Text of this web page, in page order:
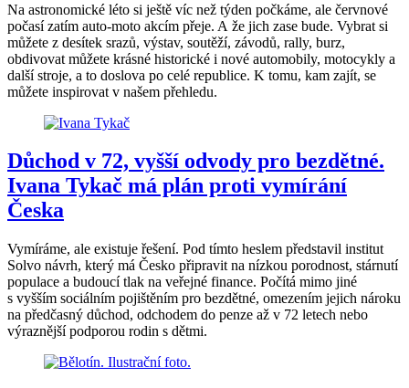
Na astronomické léto si ještě víc než týden počkáme, ale červnové
počasí zatím auto-moto akcím přeje. A že jich zase bude. Vybrat si
můžete z desítek srazů, výstav, soutěží, závodů, rally, burz,
obdivovat můžete krásné historické i nové automobily, motocykly a
další stroje, a to doslova po celé republice. K tomu, kam zajít, se
můžete inspirovat v našem přehledu.
Důchod v 72, vyšší odvody pro bezdětné.
Ivana Tykač má plán proti vymírání
Česka
Vymíráme, ale existuje řešení. Pod tímto heslem představil institut
Solvo návrh, který má Česko připravit na nízkou porodnost, stárnutí
populace a budoucí tlak na veřejné finance. Počítá mimo jiné
s vyšším sociálním pojištěním pro bezdětné, omezením jejich nároku
na předčasný důchod, odchodem do penze až v 72 letech nebo
výraznější podporou rodin s dětmi.